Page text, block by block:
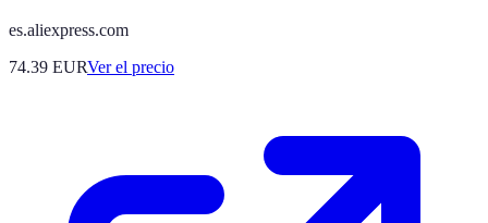
es.aliexpress.com
74.39 EURVer el precio